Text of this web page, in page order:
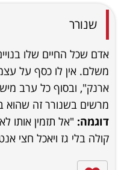
שנורר
אדם שכל החיים שלו
משלם. אין לו כסף על
ארנק", ובסוף כל ערב
מרשים בשנורר זה שהוא
דוגמה: "אל תזמין אותו
קולה בלי גז ויאכל חצי